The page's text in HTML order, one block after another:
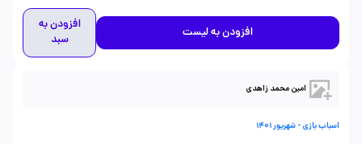
افزودن به لیست
افزودن به
سبد
امین محمد زاهدی
اسباب بازی - شهریور 1401